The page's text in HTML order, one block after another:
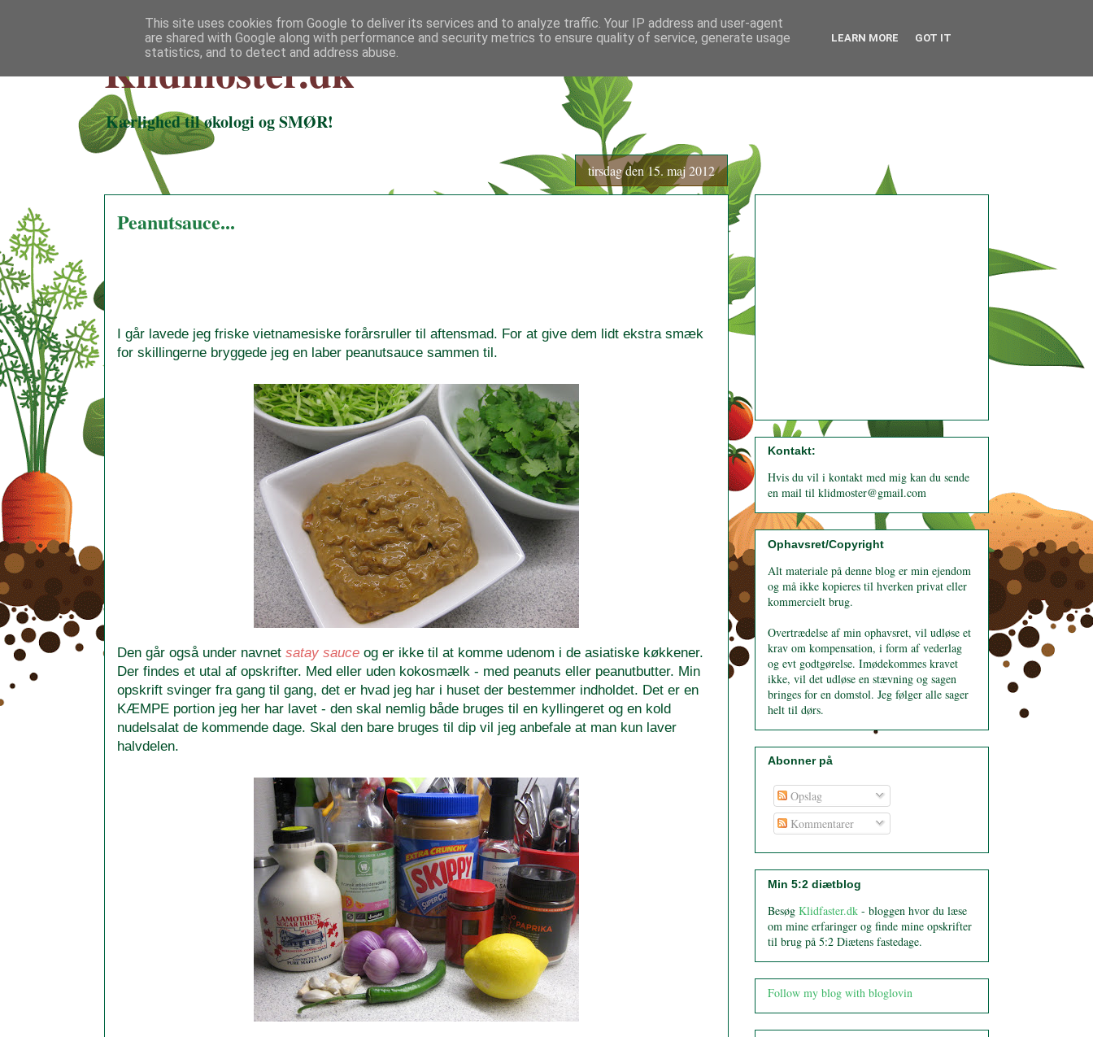
Klidmoster.dk
Kærlighed til økologi og SMØR!
tirsdag den 15. maj 2012
Peanutsauce...
I går lavede jeg friske vietnamesiske forårsruller til aftensmad. For at give dem lidt ekstra smæk
for skillingerne bryggede jeg en laber peanutsauce sammen til.
Den går også under navnet satay sauce og er ikke til at komme udenom i de asiatiske køkkener.
Der findes et utal af opskrifter. Med eller uden kokosmælk - med peanuts eller peanutbutter. Min
opskrift svinger fra gang til gang, det er hvad jeg har i huset der bestemmer indholdet. Det er en
KÆMPE portion jeg her har lavet - den skal nemlig både bruges til en kyllingeret og en kold
nudelsalat de kommende dage. Skal den bare bruges til dip vil jeg anbefale at man kun laver
halvdelen.
Kontakt:
Hvis du vil i kontakt med mig kan du sende
en mail til klidmoster@gmail.com
Ophavsret/Copyright
Alt materiale på denne blog er min ejendom
og må ikke kopieres til hverken privat eller
kommercielt brug.
Overtrædelse af min ophavsret, vil udløse et
krav om kompensation, i form af vederlag
og evt godtgørelse. Imødekommes kravet
ikke, vil det udløse en stævning og sagen
bringes for en domstol. Jeg følger alle sager
helt til dørs.
Abonner på
Opslag
Kommentarer
Min 5:2 diætblog
Besøg Klidfaster.dk - bloggen hvor du læse
om mine erfaringer og finde mine opskrifter
til brug på 5:2 Diætens fastedage.
Follow my blog with bloglovin
This site uses cookies from Google to deliver its services and to analyze traffic. Your IP address and user-agent
are shared with Google along with performance and security metrics to ensure quality of service, generate usage
statistics, and to detect and address abuse.
LEARN MORE GOT IT